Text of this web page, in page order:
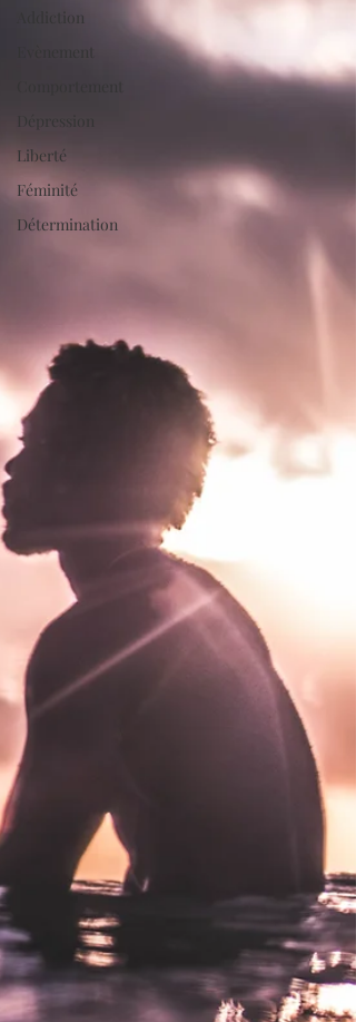
Addiction
Evènement
Dépression
Liberté
Féminité
Détermination